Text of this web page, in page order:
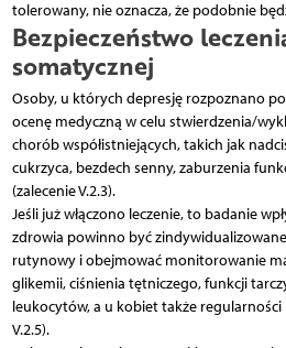
tolerowany, nie oznacza, że podobnie
Bezpieczeństwo
somatycznej
Osoby, u których depresję rozpoznano
ocenę medyczną w celu stwierdzenia/
chorób współistniejących, takich jak
cukrzyca, bezdech senny, zaburzenia
(zalecenie V.2.3).
Jeśli już włączono leczenie, to badanie
zdrowia powinno być
rutynowy i obejmować monitorowanie
glikemii, ciśnienia tętniczego, funkcji
leukocytów, a u kobiet także regularności
V.2.5).